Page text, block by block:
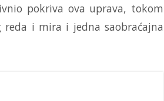
pokriva ova uprava, tokom
reda i mira i jedna saobraćajna